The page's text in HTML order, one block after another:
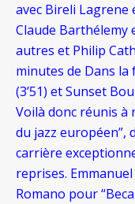
avec Bireli Lagrene
Claude Barthélemy
autres et Philip
minutes de Dans
(3’51) et Sunset
Voilà donc réunis à
du jazz européen”,
carrière
reprises.
Romano pour